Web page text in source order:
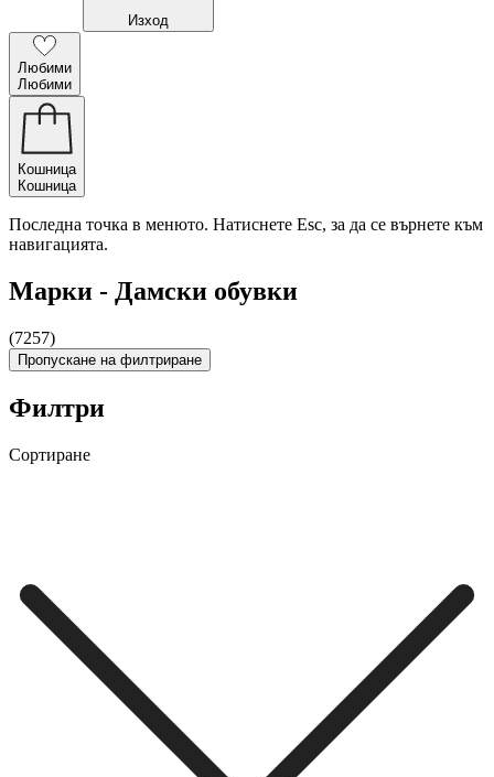
Изход
Любими
Любими
Кошница
Кошница
Последна точка в менюто. Натиснете Esc, за да се върнете към
навигацията.
Марки - Дамски обувки
(7257)
Пропускане на филтриране
Филтри
Сортиране